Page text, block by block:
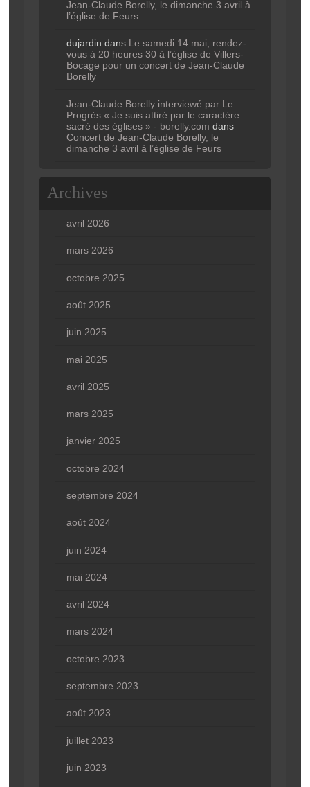
Jean-Claude Borelly, le dimanche 3 avril à
l’église de Feurs
dujardin dans Le samedi 14 mai, rendez-
vous à 20 heures 30 à l’église de Villers-
Bocage pour un concert de Jean-Claude
Borelly
Jean-Claude Borelly interviewé par Le
Progrès « Je suis attiré par le caractère
sacré des églises » - borelly.com dans
Concert de Jean-Claude Borelly, le
dimanche 3 avril à l’église de Feurs
Archives
avril 2026
mars 2026
octobre 2025
août 2025
juin 2025
mai 2025
avril 2025
mars 2025
janvier 2025
octobre 2024
septembre 2024
août 2024
juin 2024
mai 2024
avril 2024
mars 2024
octobre 2023
septembre 2023
août 2023
juillet 2023
juin 2023